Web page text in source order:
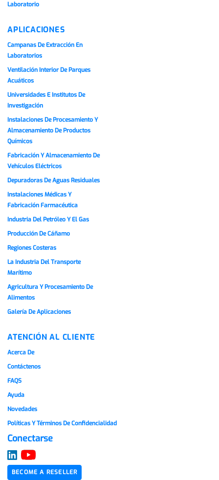
Laboratorio
APLICACIONES
Campanas De Extracción En
Laboratorios
Ventilación Interior De Parques
Acuáticos
Universidades E Institutos De
Investigación
Instalaciones De Procesamiento Y
Almacenamiento De Productos
Químicos
Fabricación Y Almacenamiento De
Vehículos Eléctricos
Depuradoras De Aguas Residuales
Instalaciones Médicas Y
Fabricación Farmacéutica
Industria Del Petróleo Y El Gas
Producción De Cáñamo
Regiones Costeras
La Industria Del Transporte
Marítimo
Agricultura Y Procesamiento De
Alimentos
Galería De Aplicaciones
ATENCIÓN AL CLIENTE
Acerca De
Contáctenos
FAQS
Ayuda
Novedades
Políticas Y Términos De Confidencialidad
Conectarse
BECOME A RESELLER